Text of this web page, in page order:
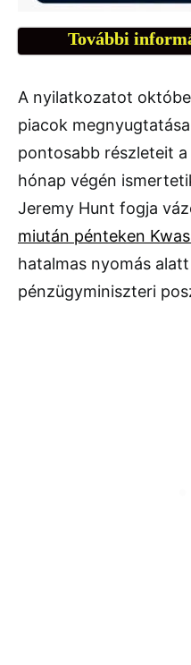
További
A nyilatkozatot
piacok
pontosabb részleteit
hónap végén
Jeremy Hunt fogja
miután pénteken
hatalmas nyomás
pénzügyminiszteri